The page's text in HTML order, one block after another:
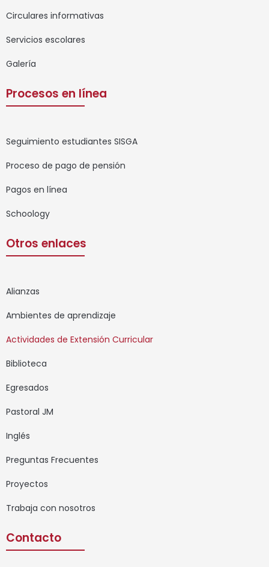
Circulares informativas
Servicios escolares
Galería
Procesos en línea
Seguimiento estudiantes SISGA
Proceso de pago de pensión
Pagos en línea
Schoology
Otros enlaces
Alianzas
Ambientes de aprendizaje
Actividades de Extensión Curricular
Biblioteca
Egresados
Pastoral JM
Inglés
Preguntas Frecuentes
Proyectos
Trabaja con nosotros
Contacto